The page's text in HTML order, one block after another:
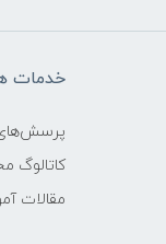
خدمات
کاتالوگ
مقالات